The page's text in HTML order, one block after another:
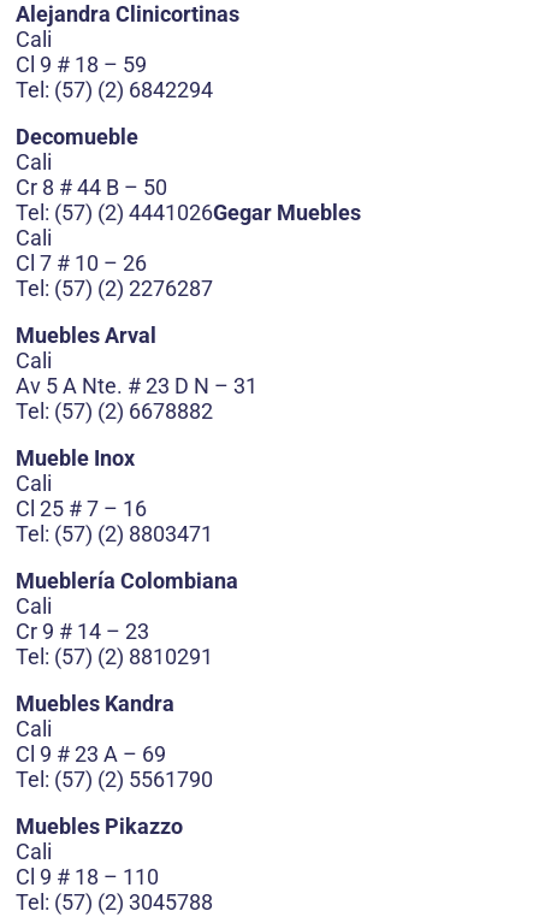
Alejandra Clinicortinas
Cali
Cl 9 # 18 – 59
Tel: (57) (2) 6842294
Decomueble
Cali
Cr 8 # 44 B – 50
Tel: (57) (2) 4441026Gegar Muebles
Cali
Cl 7 # 10 – 26
Tel: (57) (2) 2276287
Muebles Arval
Cali
Av 5 A Nte. # 23 D N – 31
Tel: (57) (2) 6678882
Mueble Inox
Cali
Cl 25 # 7 – 16
Tel: (57) (2) 8803471
Mueblería Colombiana
Cali
Cr 9 # 14 – 23
Tel: (57) (2) 8810291
Muebles Kandra
Cali
Cl 9 # 23 A – 69
Tel: (57) (2) 5561790
Muebles Pikazzo
Cali
Cl 9 # 18 – 110
Tel: (57) (2) 3045788